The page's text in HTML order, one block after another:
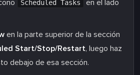
Scheduled Tasks
en el lado
en la parte superior de la sección
Start/Stop/Restart, luego haz
debajo de esa sección.